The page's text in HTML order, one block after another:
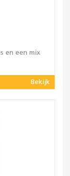
en een mix
Bekijk